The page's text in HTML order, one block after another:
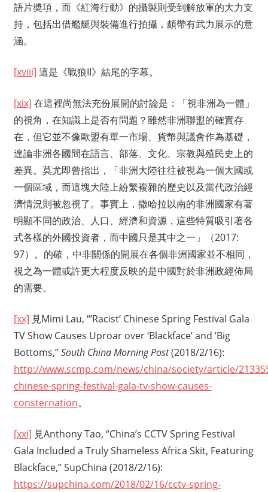
語片奬項，而《紅海行動》的攝製則受到解放軍的大力支
持，包括出借艦艇與裝備進行拍攝，頗帶有武力展示的意
涵。
[xviii] 這是《戰狼II》結尾的字幕。
[xix] 在這裡尚無法充份展開的討論是：「視非洲為一體」
的視角，在知識上是否有問題？雖然非洲聯盟的確實存
在，但它並不像歐盟有單一市場、貨幣與議會作為基礎，
遑論非洲各國間在語言、部落、文化、宗教與殖民史上的
差異。莫尤即曾指出，「非洲大陸往往被視為一個大國或
一個區域，而這塊大陸上紛繁複雜的歷史以及當代政治經
濟情況則被忽視了。事實上，撒哈拉以南的非洲國家有著
明顯不同的政治、人口、經濟和資源，這些特質吸引著各
式各樣的外國投資者，而中國只是其中之一」（2017:
97）。的確，中非關係的開展在各個非洲國家並不相同，
視之為一體或許更大程度反映的是中國對於非洲政經佈局
的需要。
[xx] 見Mimi Lau, “’Racist’ Chinese Spring Festival Gala
TV Show Causes Uproar over ‘Blackface’ and ‘Big
Bottoms,”South China Morning Post(2018/2/16):
http://www.scmp.com/news/china/society/article/
chinese-spring-festival-gala-tv-show-causes-
consternation。
[xxi] 見Anthony Tao, “China’s CCTV Spring Festival
Gala Included a Truly Shameless Africa Skit, Featuring
Blackface,” SupChina (2018/2/16):
https://supchina.com/2018/02/16/cctv-spring-